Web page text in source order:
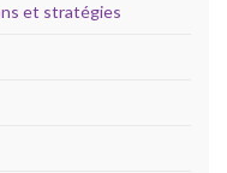
et stratégies